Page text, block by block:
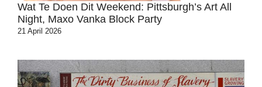
Wat Te Doen Dit Weekend: Pittsburgh’s Art All
Night, Maxo Vanka Block Party
21 April 2026